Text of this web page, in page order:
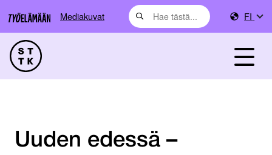
Mediakuvat FI
Uuden edessä –